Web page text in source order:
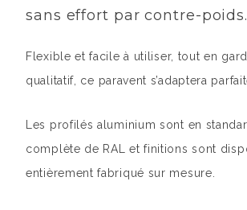
sans effort par contre-poids.
Flexible et facile à utiliser, tout en
qualitatif, ce paravent s’adaptera
Les profilés aluminium sont en
complète de RAL et finitions sont
entièrement fabriqué sur mesure.